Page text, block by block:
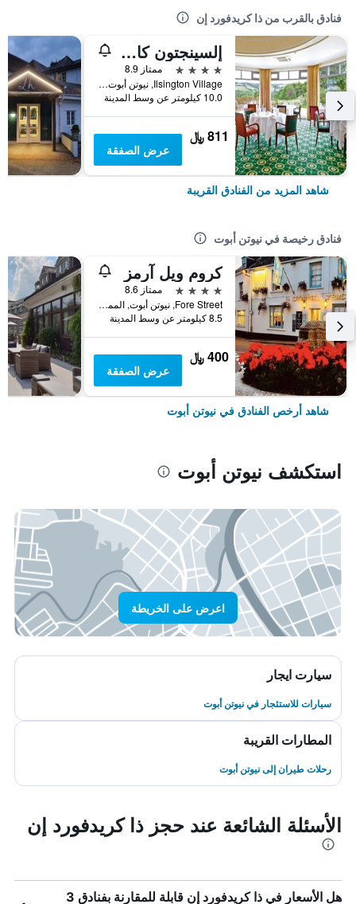
فنادق بالقرب من ذا كريدفورد إن
إلسينجتون كانتري هاوس هوتل آند سبا
4 نجوم
ممتاز 8.9
Ilsington Village, نيوتن أبوت, المملكة المتحدة
10.0 كيلومتر عن وسط المدينة
811 ﷼
عرض الصفقة
شاهد المزيد من الفنادق القريبة
فنادق رخيصة في نيوتن أبوت
كروم ويل آرمز
4 نجوم
ممتاز 8.6
Fore Street, نيوتن أبوت, المملكة المتحدة
8.5 كيلومتر عن وسط المدينة
400 ﷼
عرض الصفقة
شاهد أرخص الفنادق في نيوتن أبوت
استكشف نيوتن أبوت
اعرض على الخريطة
سيارت ايجار
سيارات للاستئجار في نيوتن أبوت
المطارات القريبة
رحلات طيران إلى نيوتن أبوت
الأسئلة الشائعة عند حجز ذا كريدفورد إن
هل الأسعار في ذا كريدفورد إن قابلة للمقارنة بفنادق 3